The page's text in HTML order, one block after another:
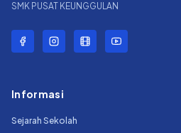
SMK PUSAT KEUNGGULAN
Informasi
Sejarah Sekolah